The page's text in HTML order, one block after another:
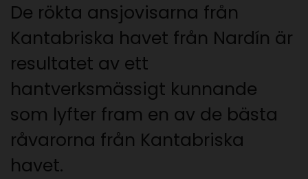
De rökta ansjovisarna från
Kantabriska havet från Nardín är
resultatet av ett
hantverksmässigt kunnande
som lyfter fram en av de bästa
råvarorna från Kantabriska
havet.